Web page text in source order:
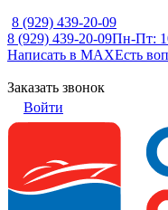
8 (929) 439-20-09
8 (929) 439-20-09Пн-Пт:
Написать в MAXЕсть
Заказать звонок
Войти